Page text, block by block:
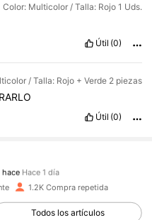
Color: Multicolor / Talla: Rojo 1 Uds.
Útil (0)
/ Talla: Rojo + Verde 2 piezas
Útil (0)
1.2K Compra repetida
Todos los artículos